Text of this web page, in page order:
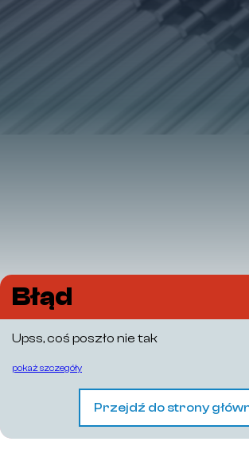
Błąd
Upss, coś poszło nie tak
pokaż szczegóły
Przejdź do strony